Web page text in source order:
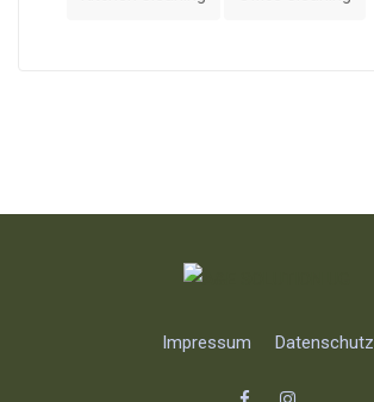
Impressum Datenschutz